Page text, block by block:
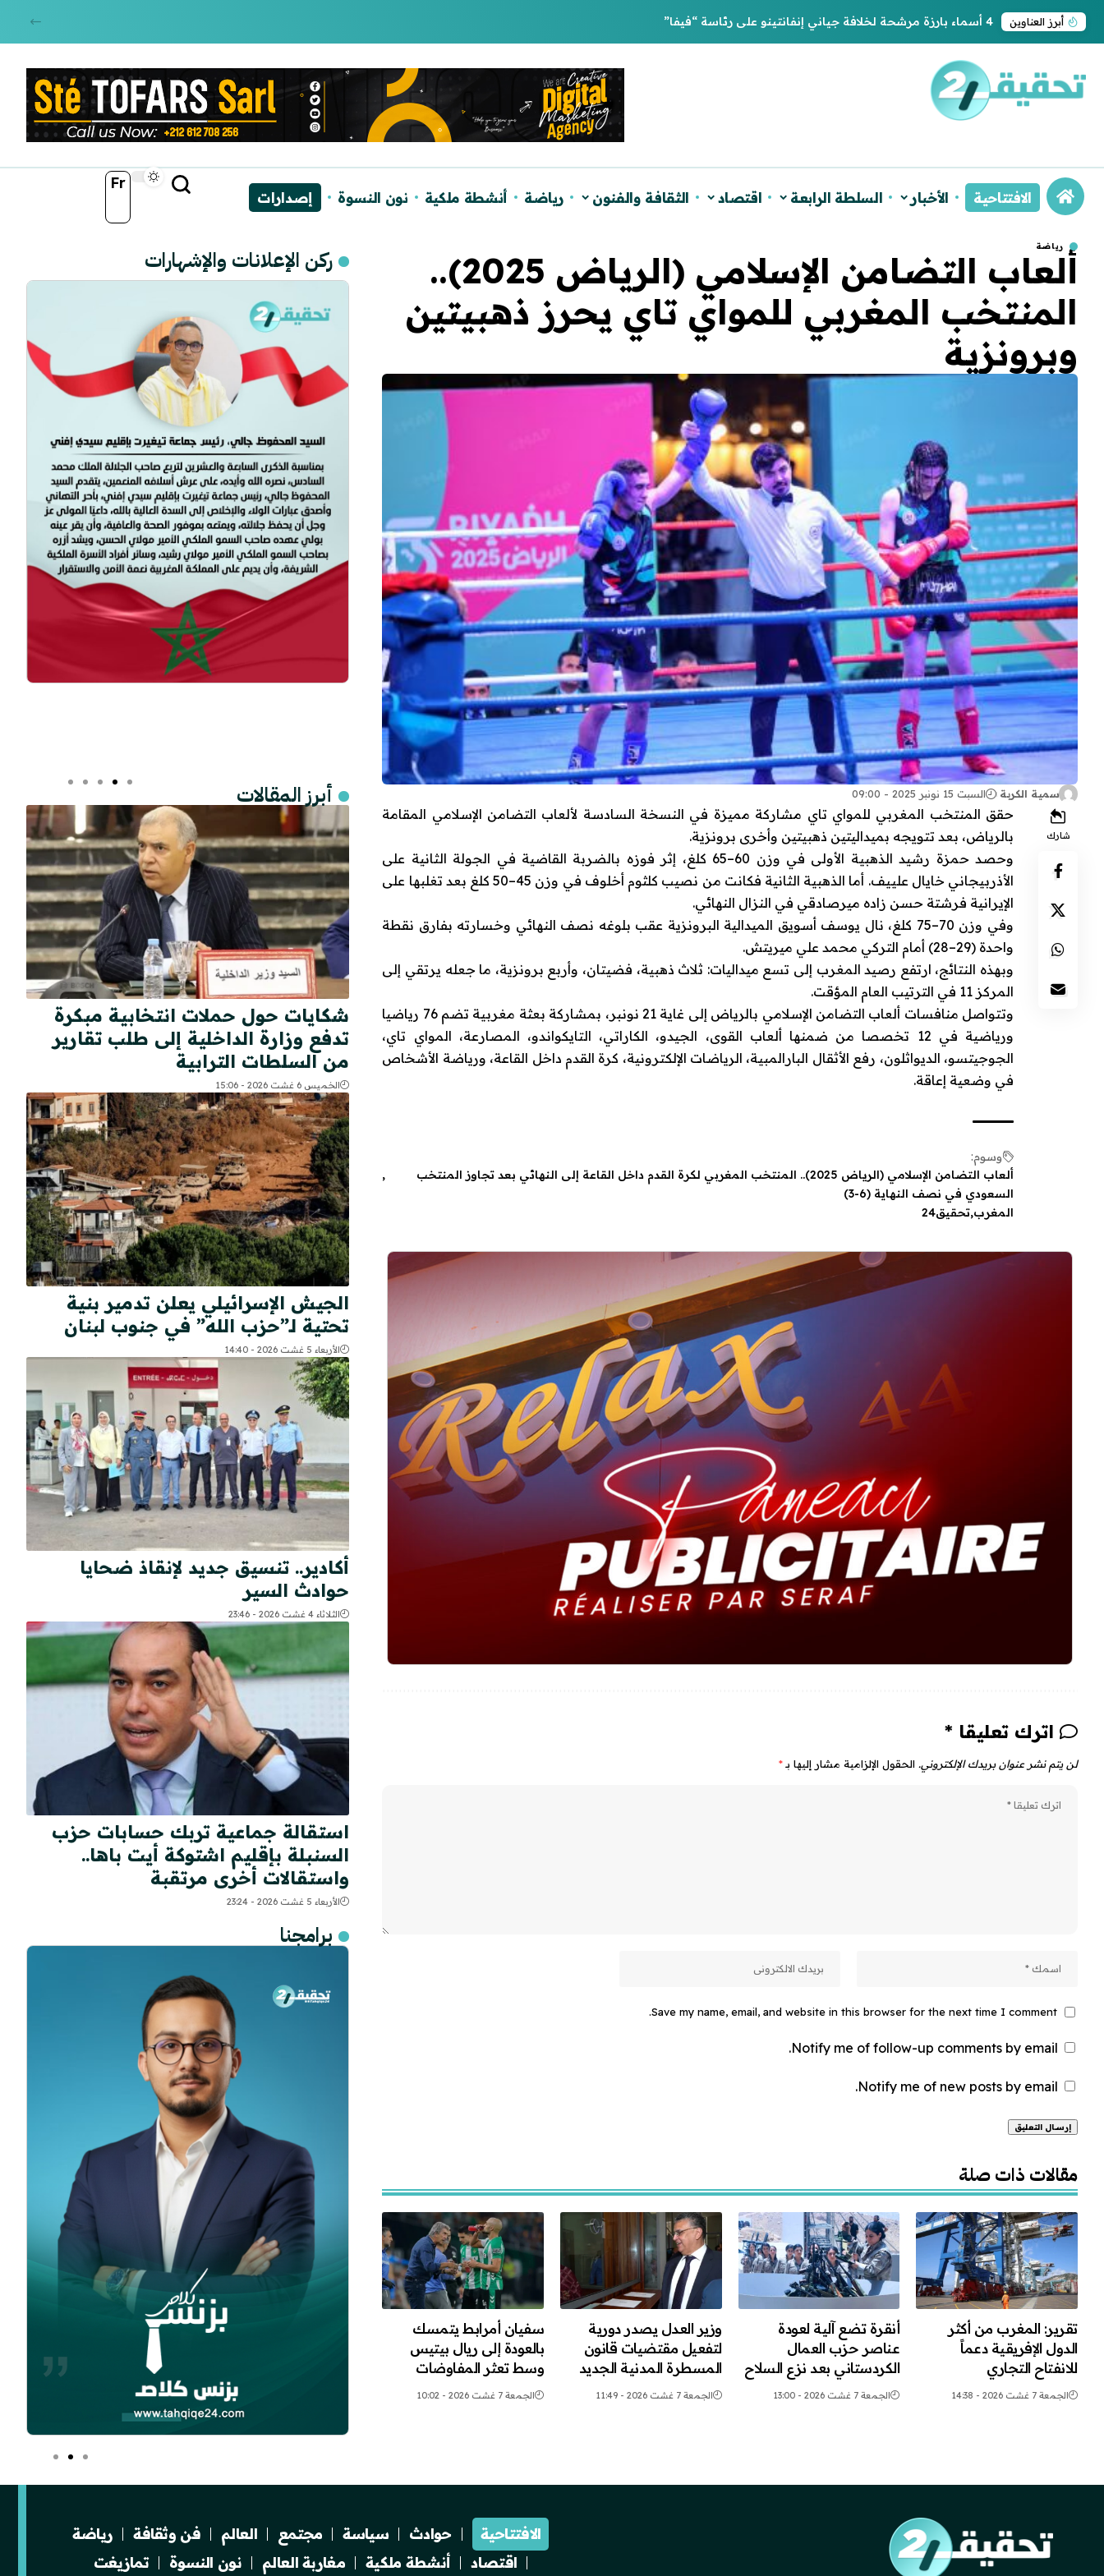
أبرز العناوين 4 أسماء بارزة مرشحة لخلافة جياني إنفانتينو على رئاسة “فيفا”
Fr
الافتتاحية الأخبار السلطة الرابعة اقتصاد الثقافة والفنون رياضة أنشطة ملكية نون النسوة إصدارات
رياضة
ألعاب التضامن الإسلامي (الرياض 2025)..
المنتخب المغربي للمواي تاي يحرز ذهبيتين
وبرونزية
سمية الكربة السبت 15 نونبر 2025 - 09:00
شارك
حقق المنتخب المغربي للمواي تاي مشاركة مميزة في النسخة السادسة لألعاب التضامن الإسلامي المقامة
بالرياض، بعد تتويجه بميداليتين ذهبيتين وأخرى برونزية.
وحصد حمزة رشيد الذهبية الأولى في وزن 60–65 كلغ، إثر فوزه بالضربة القاضية في الجولة الثانية على
الأذربيجاني خايال علييف. أما الذهبية الثانية فكانت من نصيب كلثوم أخلوف في وزن 45–50 كلغ بعد تغلبها على
الإيرانية فرشتة حسن زاده ميرصادقي في النزال النهائي.
وفي وزن 70–75 كلغ، نال يوسف أسويق الميدالية البرونزية عقب بلوغه نصف النهائي وخسارته بفارق نقطة
واحدة (29–28) أمام التركي محمد علي ميريتش.
وبهذه النتائج، ارتفع رصيد المغرب إلى تسع ميداليات: ثلاث ذهبية، فضيتان، وأربع برونزية، ما جعله يرتقي إلى
المركز 11 في الترتيب العام المؤقت.
وتتواصل منافسات ألعاب التضامن الإسلامي بالرياض إلى غاية 21 نونبر، بمشاركة بعثة مغربية تضم 76 رياضيا
ورياضية في 12 تخصصا من ضمنها ألعاب القوى، الجيدو، الكاراتي، التايكواندو، المصارعة، المواي تاي،
الجوجيتسو، الديواثلون، رفع الأثقال البارالمبية، الرياضات الإلكترونية، كرة القدم داخل القاعة، ورياضة الأشخاص
في وضعية إعاقة.
وسوم:
ألعاب التضامن الإسلامي (الرياض 2025).. المنتخب المغربي لكرة القدم داخل القاعة إلى النهائي بعد تجاوز المنتخب
السعودي في نصف النهاية (6-3)
المغرب تحقيق24
اترك تعليقا *
لن يتم نشر عنوان بريدك الإلكتروني. الحقول الإلزامية مشار إليها بـ*
Save my name, email, and website in this browser for the next time I comment.
Notify me of follow-up comments by email.
Notify me of new posts by email.
مقالات ذات صلة
تقرير: المغرب من أكثر
الدول الإفريقية دعماً
للانفتاح التجاري
الجمعة 7 غشت 2026 - 14:38
أنقرة تضع آلية لعودة
عناصر حزب العمال
الكردستاني بعد نزع السلاح
الجمعة 7 غشت 2026 - 13:00
وزير العدل يصدر دورية
لتفعيل مقتضيات قانون
المسطرة المدنية الجديد
الجمعة 7 غشت 2026 - 11:49
سفيان أمرابط يتمسك
بالعودة إلى ريال بيتيس
وسط تعثر المفاوضات
الجمعة 7 غشت 2026 - 10:02
ركن الإعلانات والإشهارات
أبرز المقالات
شكايات حول حملات انتخابية مبكرة
تدفع وزارة الداخلية إلى طلب تقارير
من السلطات الترابية
الخميس 6 غشت 2026 - 15:06
الجيش الإسرائيلي يعلن تدمير بنية
تحتية لـ”حزب الله” في جنوب لبنان
الأربعاء 5 غشت 2026 - 14:40
أكادير.. تنسيق جديد لإنقاذ ضحايا
حوادث السير
الثلاثاء 4 غشت 2026 - 23:46
استقالة جماعية تربك حسابات حزب
السنبلة بإقليم اشتوكة أيت باها..
واستقالات أخرى مرتقبة
الأربعاء 5 غشت 2026 - 23:24
برامجنا
الافتتاحية حوادث سياسة مجتمع العالم فن وثقافة
رياضة
اقتصاد
أنشطة ملكية مغاربة العالم نون النسوة تمازيغت